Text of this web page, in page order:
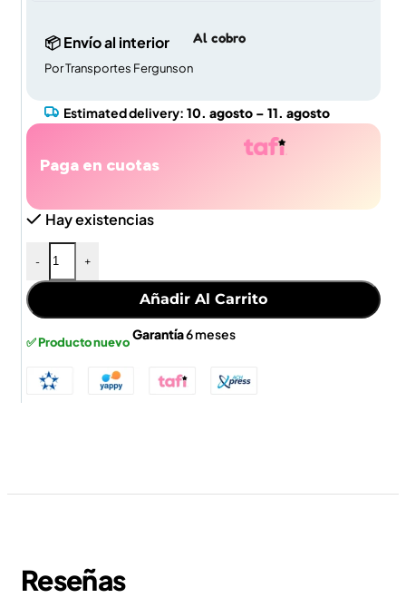
📦 Envío al interior
Por Transportes Fergunson
Al cobro
Estimated delivery: 10. agosto – 11. agosto
Paga en cuotas
Hay existencias
- +
Añadir Al Carrito
✅ Producto nuevoGarantía6 meses
Reseñas